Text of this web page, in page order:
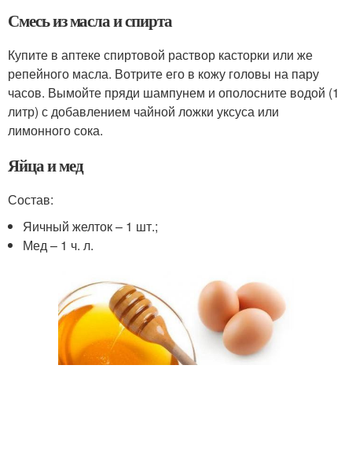
Смесь из масла и спирта
Купите в аптеке спиртовой раствор касторки или же
репейного масла. Вотрите его в кожу головы на пару
часов. Вымойте пряди шампунем и ополосните водой (1
литр) с добавлением чайной ложки уксуса или
лимонного сока.
Яйца и мед
Состав:
Яичный желток – 1 шт.;
Мед – 1 ч. л.